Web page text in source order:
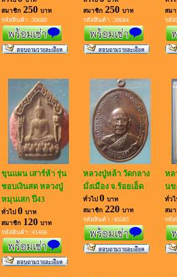
สมาชิก250 บาท
รหัสสินค้า :30680
สมาชิก250 บาท
รหัสสินค้า :30684
สม
รหัส
ขุนแผน เสาร์ห้า รุ่น
ชอบเงินสด หลวงปู่
หมุนเสก ปี43
ทั่วไป 0 บาท
สมาชิก120 บาท
รหัสสินค้า :41466
หลวงปู่หล้า วัดกลาง
มั่งเมือง จ.ร้อยเอ็ด
ทั่วไป 0 บาท
สมาชิก220 บาท
รหัสสินค้า :40583
หล
นข
ทั่ว
สม
รหัส